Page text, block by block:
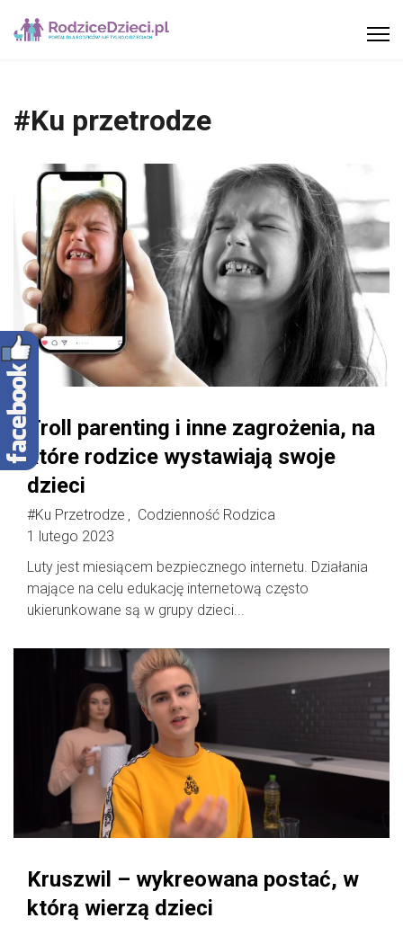
#Ku przetrodze
Troll parenting i inne zagrożenia, na
które rodzice wystawiają swoje
dzieci
#Ku Przetrodze
Codzienność Rodzica
1 lutego 2023
Luty jest miesiącem bezpiecznego internetu. Działania
mające na celu edukację internetową często
ukierunkowane są w grupy dzieci...
Kruszwil – wykreowana postać, w
którą wierzą dzieci